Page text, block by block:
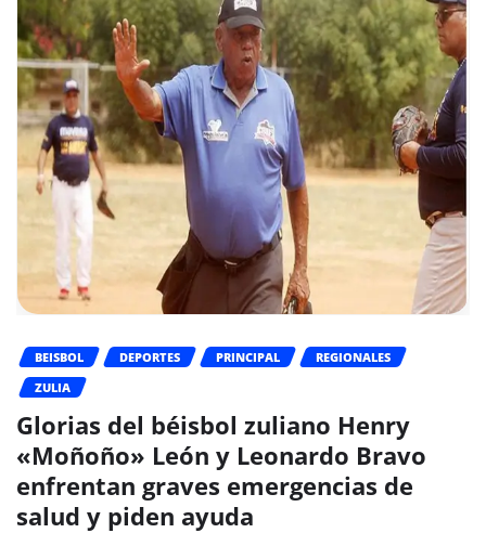
BEISBOL DEPORTES PRINCIPAL
REGIONALES
ZULIA
Glorias del béisbol zuliano Henry
«Moñoño» León y Leonardo Bravo
enfrentan graves emergencias de
salud y piden ayuda